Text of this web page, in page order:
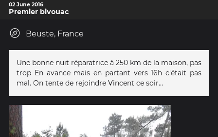
02 June 2016
Premier bivouac
Beuste, France
Une bonne nuit réparatrice à 250 km de la maison, pas
trop En avance mais en partant vers 16h c'était pas
mal. On tente de rejoindre Vincent ce soir...